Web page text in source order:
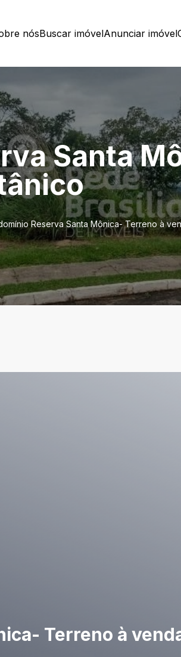
nósBuscar imóvelAnunciar imóvel
Santa
Reserva Santa Mônica- Terreno à
Terreno à